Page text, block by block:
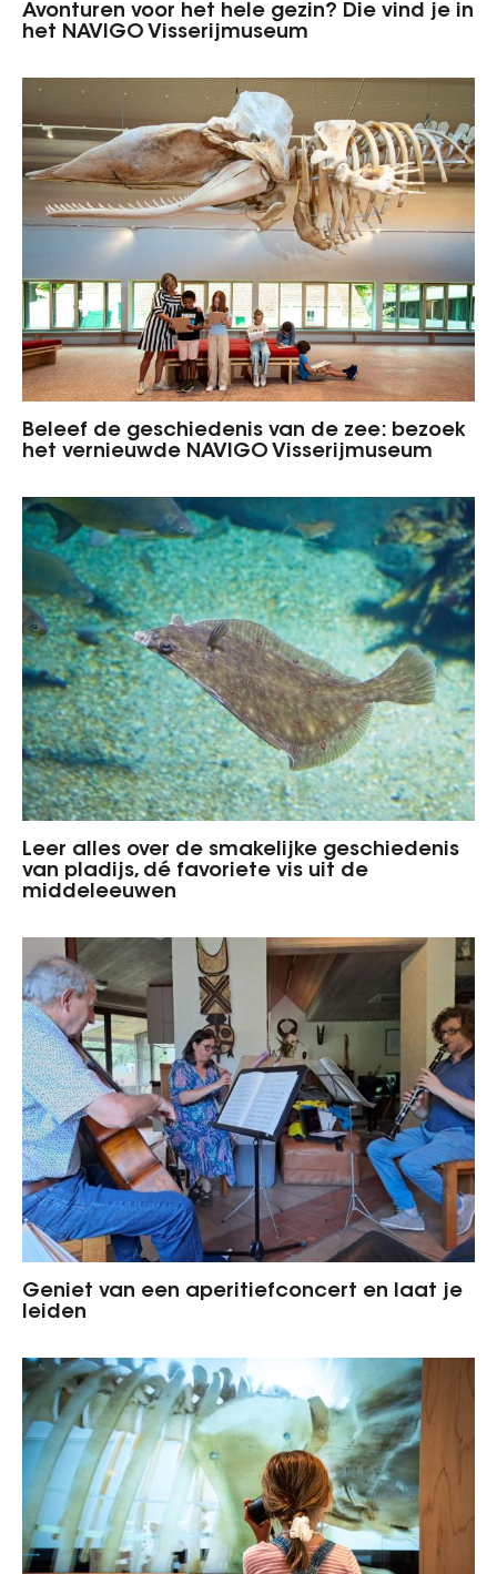
Avonturen voor het hele gezin? Die vind je in
het NAVIGO Visserijmuseum
Beleef de geschiedenis van de zee: bezoek
het vernieuwde NAVIGO Visserijmuseum
Leer alles over de smakelijke geschiedenis
van pladijs, dé favoriete vis uit de
middeleeuwen
Geniet van een aperitiefconcert en laat je
leiden